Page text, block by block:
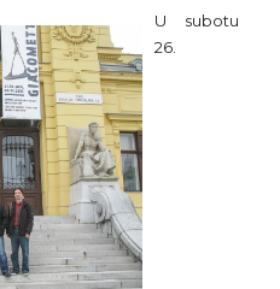
U subotu
26.